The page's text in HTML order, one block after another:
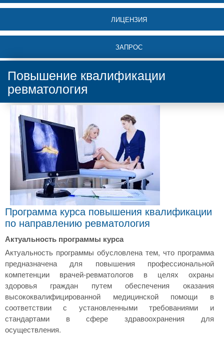
ЛИЦЕНЗИЯ
ЗАПРОС
Повышение квалификации
ревматология
Программа курса повышения квалификации
по направлению ревматология
Актуальность программы курса
Актуальность программы обусловлена тем, что программа
предназначена для повышения профессиональной
компетенции врачей-ревматологов в целях охраны
здоровья граждан путем обеспечения оказания
высококвалифицированной медицинской помощи в
соответствии с установленными требованиями и
стандартами в сфере здравоохранения для
осуществления.